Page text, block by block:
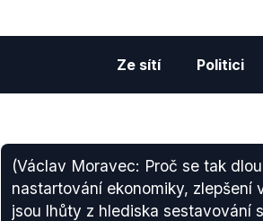
Ze sítí Politici
(Václav Moravec: Proč se tak
nastartování ekonomiky, zlepšení
jsou lhůty z hlediska sestavování